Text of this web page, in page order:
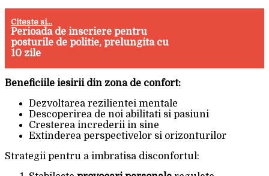
Citeste si...
Perioada de inscriere pentru
posturile de politie, prelungita cu
10 zile
Beneficiile iesirii din zona de confort:
Dezvoltarea rezilientei mentale
Descoperirea de noi abilitati si pasiuni
Cresterea increderii in sine
Extinderea perspectivelor si orizonturilor
Strategii pentru a imbratisa disconfortul: